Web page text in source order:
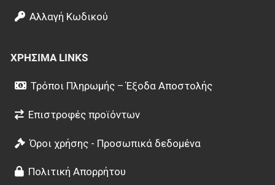
Αλλαγή Κωδικού
ΧΡΉΣΙΜΑ LINKS
Τρόποι Πληρωμής – Έξοδα Αποστολής
Επιστροφές προϊόντων
Όροι χρήσης - Προσωπικά δεδομένα
Πολιτική Απορρήτου